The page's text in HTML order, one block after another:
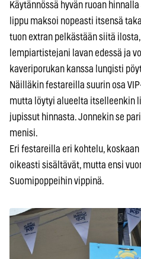
Käytännössä hyvän ruoan
lippu maksoi nopeasti itsensä
tuon extran pelkästään siitä
lempiartistejani lavan edessä ja
kaveriporukan kanssa lungisti
Näilläkin festareilla suurin osa
mutta löytyi alueelta itselleenkin
jupissut hinnasta. Jonnekin se
menisi.
Eri festareilla eri kohtelu,
oikeasti sisältävät, mutta ensi
Suomipoppeihin vippinä.